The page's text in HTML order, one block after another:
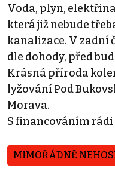
Voda, plyn,
která již nebude
kanalizace. V zadní
dle dohody, před
Krásná příroda
lyžování Pod
Morava.
S financováním rádi
MIMOŘÁDNĚ